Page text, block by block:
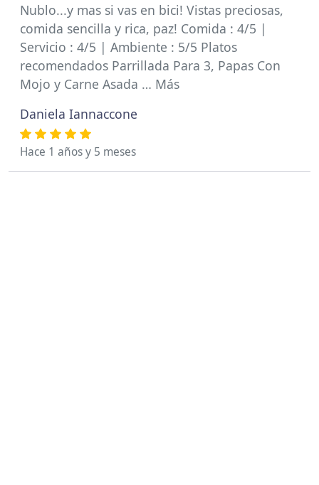
Nublo...y mas si vas en bici! Vistas preciosas,
comida sencilla y rica, paz! Comida : 4/5 |
Servicio : 4/5 | Ambiente : 5/5 Platos
recomendados Parrillada Para 3, Papas Con
Mojo y Carne Asada … Más
Daniela Iannaccone
Hace 1 años y 5 meses